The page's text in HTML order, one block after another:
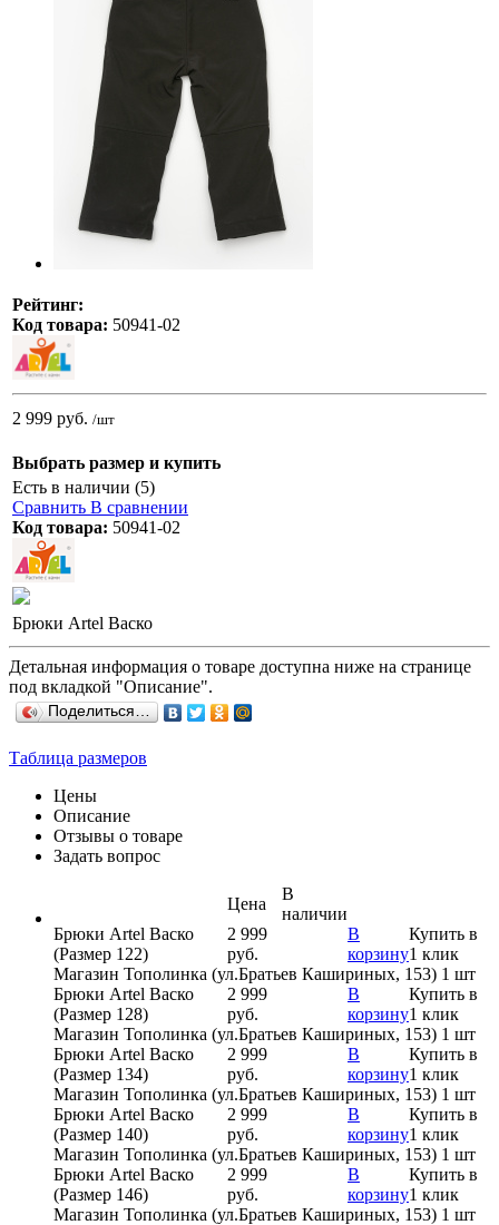
Рейтинг:
Код товара: 50941-02
2 999 руб. /шт
Выбрать размер и купить
Есть в наличии (5)
Сравнить В сравнении
Код товара: 50941-02
Брюки Artel Васко
Детальная информация о товаре доступна ниже на странице
под вкладкой "Описание".
Поделиться…
Таблица размеров
Цены
Описание
Отзывы о товаре
Задать вопрос
Цена
В
наличии
Брюки Artel Васко
(Размер 122)
2 999
руб.
В
корзину
Купить в
1 клик
Магазин Тополинка (ул.Братьев Кашириных, 153) 1 шт
Брюки Artel Васко
(Размер 128)
2 999
руб.
В
корзину
Купить в
1 клик
Магазин Тополинка (ул.Братьев Кашириных, 153) 1 шт
Брюки Artel Васко
(Размер 134)
2 999
руб.
В
корзину
Купить в
1 клик
Магазин Тополинка (ул.Братьев Кашириных, 153) 1 шт
Брюки Artel Васко
(Размер 140)
2 999
руб.
В
корзину
Купить в
1 клик
Магазин Тополинка (ул.Братьев Кашириных, 153) 1 шт
Брюки Artel Васко
(Размер 146)
2 999
руб.
В
корзину
Купить в
1 клик
Магазин Тополинка (ул.Братьев Кашириных, 153) 1 шт